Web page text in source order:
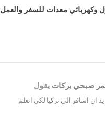
وكهربائي معدات للسفر والعمل
صبحي بركات يقول
ان اسافر الي تركيا لكي اتعلم